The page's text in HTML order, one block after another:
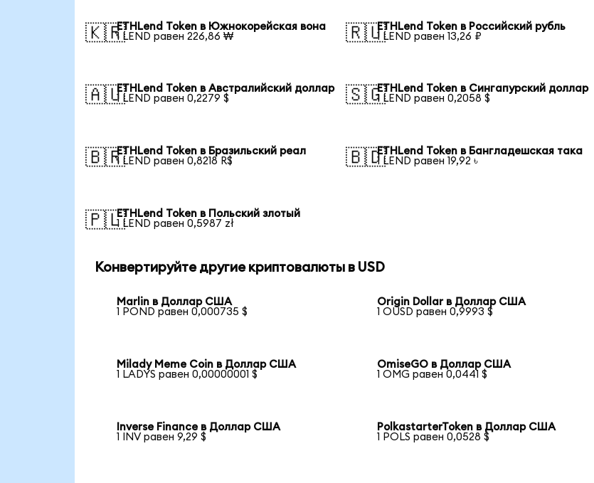
🇰🇷ETHLend Token в Южнокорейская вона
1 LEND равен 226,86 ₩
🇷🇺ETHLend Token в Российский рубль
1 LEND равен 13,26 ₽
🇦🇺ETHLend Token в Австралийский доллар
1 LEND равен 0,2279 $
🇸🇬ETHLend Token в Сингапурский доллар
1 LEND равен 0,2058 $
🇧🇷ETHLend Token в Бразильский реал
1 LEND равен 0,8218 R$
🇧🇩ETHLend Token в Бангладешская така
1 LEND равен 19,92 ৳
🇵🇱ETHLend Token в Польский злотый
1 LEND равен 0,5987 zł
Конвертируйте другие криптовалюты в USD
Marlin в Доллар США
1 POND равен 0,000735 $
Origin Dollar в Доллар США
1 OUSD равен 0,9993 $
Milady Meme Coin в Доллар США
1 LADYS равен 0,00000001 $
OmiseGO в Доллар США
1 OMG равен 0,0441 $
Inverse Finance в Доллар США
1 INV равен 9,29 $
PolkastarterToken в Доллар США
1 POLS равен 0,0528 $